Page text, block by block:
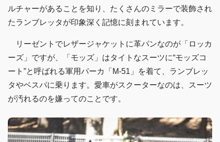
ルチャーがあることを知り、たくさんのミラーで装飾され
たランブレッタが印象深く記憶に刻まれています。
リーゼントでレザージャケットに革パンなのが「ロッカ
ーズ」ですが、「モッズ」はタイトなスーツに“モッズコ
ート”と呼ばれる軍用パーカ「M-51」を着て、ランブレッ
タやベスパに乗ります。愛車がスクーターなのは、スーツ
が汚れるのを嫌ってのことです。